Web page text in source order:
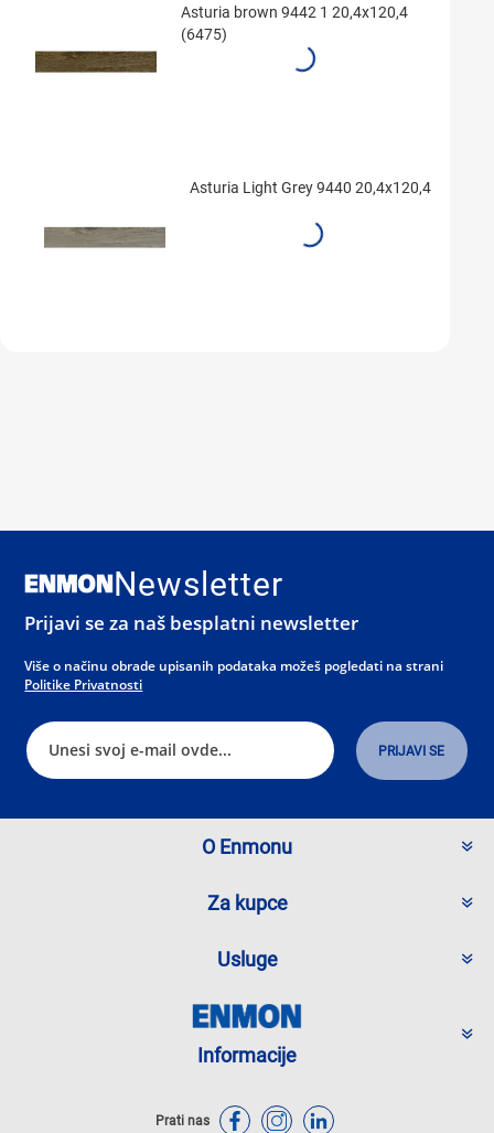
Asturia brown 9442 1 20,4x120,4
(6475)
Asturia Light Grey 9440 20,4x120,4
Newsletter
Prijavi se za naš besplatni newsletter
Više o načinu obrade upisanih podataka možeš pogledati na strani
Politike Privatnosti
O Enmonu
Za kupce
Usluge
Informacije
Prati nas